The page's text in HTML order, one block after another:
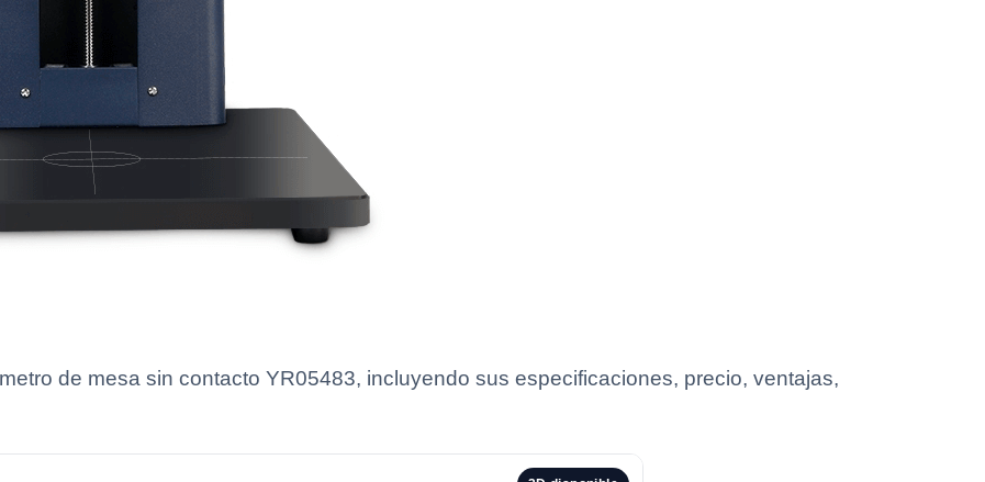
de mesa sin contacto YR05483, incluyendo sus especificaciones, precio, ventajas,